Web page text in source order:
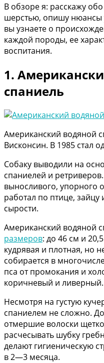
В обзоре я: расскажу
шерстью, опишу нюансы
вы узнаете о
каждой породы, ее
воспитания.
1.
спаниель
Американский водяной
Висконсин. В 1985 стал
Собаку выводили на
спаниелей и
выносливого, упорного
работал по птице, зайцу
сырости.
Американский водяной
размеров: до 46 см и
кудрявая и плотная, но
собирается в
пса от промокания и
коричневый и ливерный.
Несмотря на густую
спаниелем не сложно.
отмершие волоски
расчесывать шубку
делают гигиеническую
в 2—3 месяца.